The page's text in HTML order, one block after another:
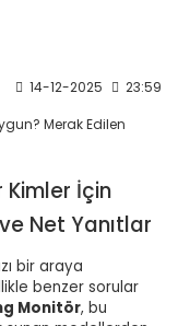
14-12-2025 23:59
Kimler İçin
Net Yanıtlar
bir araya
benzer sorular
Monitör, bu